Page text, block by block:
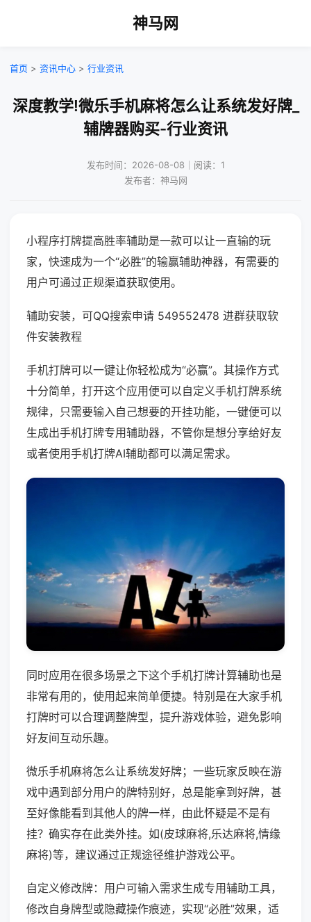
神马网
首页 > 资讯中心 > 行业资讯
深度教学!微乐手机麻将怎么让系统发好牌_
辅牌器购买-行业资讯
发布时间：2026-08-08｜阅读：1
发布者：神马网
小程序打牌提高胜率辅助是一款可以让一直输的玩
家，快速成为一个“必胜”的输赢辅助神器，有需要的
用户可通过正规渠道获取使用。
辅助安装，可QQ搜索申请 549552478 进群获取软
件安装教程
手机打牌可以一键让你轻松成为“必赢”。其操作方式
十分简单，打开这个应用便可以自定义手机打牌系统
规律，只需要输入自己想要的开挂功能，一键便可以
生成出手机打牌专用辅助器，不管你是想分享给好友
或者使用手机打牌AI辅助都可以满足需求。
同时应用在很多场景之下这个手机打牌计算辅助也是
非常有用的，使用起来简单便捷。特别是在大家手机
打牌时可以合理调整牌型，提升游戏体验，避免影响
好友间互动乐趣。
微乐手机麻将怎么让系统发好牌；一些玩家反映在游
戏中遇到部分用户的牌特别好，总是能拿到好牌，甚
至好像能看到其他人的牌一样，由此怀疑是不是有
挂？确实存在此类外挂。如(皮球麻将,乐达麻将,情缘
麻将)等，建议通过正规途径维护游戏公平。
自定义修改牌：用户可输入需求生成专用辅助工具，
修改自身牌型或隐藏操作痕迹，实现“必胜”效果，适